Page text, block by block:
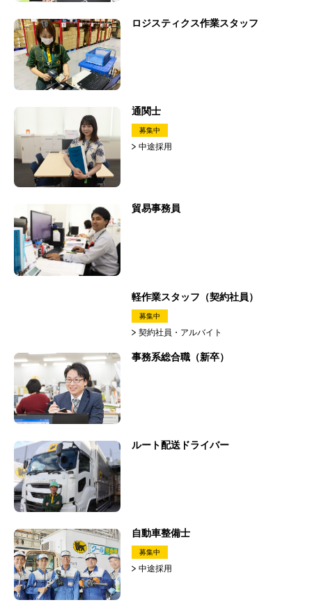
ロジスティクス作業スタッフ
通関士
募集中
中途採用
貿易事務員
軽作業スタッフ（契約社員）
募集中
契約社員・アルバイト
事務系総合職（新卒）
ルート配送ドライバー
自動車整備士
募集中
中途採用